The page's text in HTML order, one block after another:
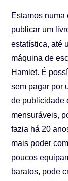
Estamos
publicar um
estatística, até
máquina de
Hamlet. É
sem pagar por
de publicidade
mensuráveis,
fazia há 20
mais poder
poucos
baratos, pode